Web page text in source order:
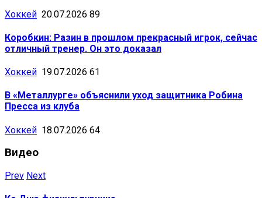
Хоккей 20.07.2026 89
Коробкин: Разин в прошлом прекрасный игрок, сейчас
отличный тренер. Он это доказал
Хоккей 19.07.2026 61
В «Металлурге» объяснили уход защитника Робина
Пресса из клуба
Хоккей 18.07.2026 64
Видео
Prev Next